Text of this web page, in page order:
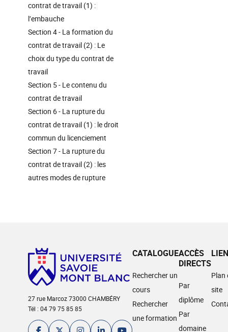
contrat de travail (1) :
l’embauche
Section 4 - La formation du
contrat de travail (2) : Le
choix du type du contrat de
travail
Section 5 - Le contenu du
contrat de travail
Section 6 - La rupture du
contrat de travail (1) : le droit
commun du licenciement
Section 7 - La rupture du
contrat de travail (2) : les
autres modes de rupture
27 rue Marcoz 73000 CHAMBÉRY
Tél : 04 79 75 85 85
CATALOGUE
Rechercher un
cours
Rechercher
une formation
ACCÈS
DIRECTS
Par
diplôme
Par
domaine
Plan
site